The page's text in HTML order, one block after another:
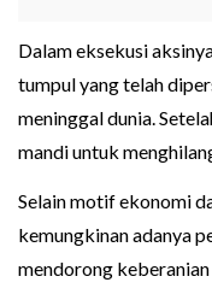
Dalam eksekusi
tumpul yang telah
meninggal dunia.
mandi untuk
Selain motif ekonomi
kemungkinan adanya
mendorong